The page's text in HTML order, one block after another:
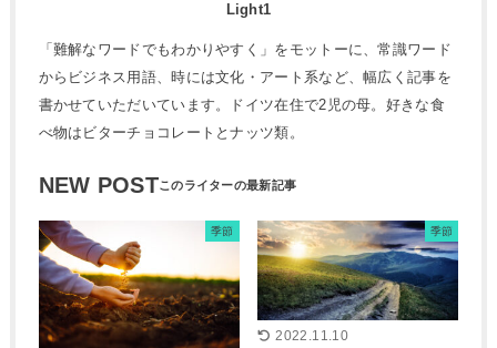
Light1
「難解なワードでもわかりやすく」をモットーに、常識ワード
からビジネス用語、時には文化・アート系など、幅広く記事を
書かせていただいています。ドイツ在住で2児の母。好きな食
べ物はビターチョコレートとナッツ類。
NEW POST
季節 季節
2022.11.10